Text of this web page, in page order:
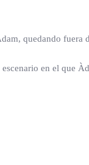
quedando fuera
en el que